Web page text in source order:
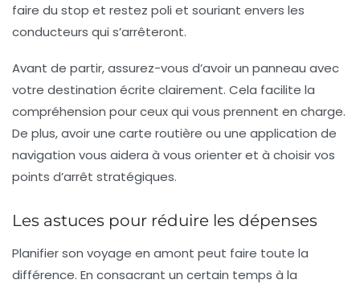
faire du stop et restez poli et souriant envers les
conducteurs qui s’arrêteront.
Avant de partir, assurez-vous d’avoir un panneau avec
votre destination écrite clairement. Cela facilite la
compréhension pour ceux qui vous prennent en charge.
De plus, avoir une carte routière ou une application de
navigation vous aidera à vous orienter et à choisir vos
points d’arrêt stratégiques.
Les astuces pour réduire les dépenses
Planifier son voyage en amont peut faire toute la
différence. En consacrant un certain temps à la